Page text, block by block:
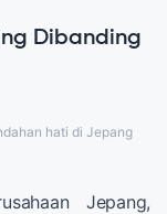
Dibanding
hati di Jepang
Jepang,